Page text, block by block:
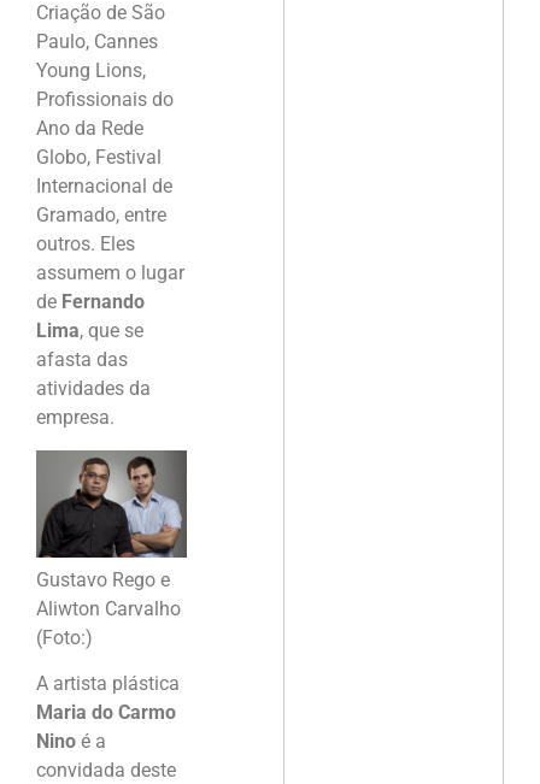
Criação de São
Paulo, Cannes
Young Lions,
Profissionais do
Ano da Rede
Globo, Festival
Internacional de
Gramado, entre
outros. Eles
assumem o lugar
de Fernando
Lima, que se
afasta das
atividades da
empresa.
Gustavo Rego e
Aliwton Carvalho
(Foto:)
A artista plástica
Maria do Carmo
Nino é a
convidada deste